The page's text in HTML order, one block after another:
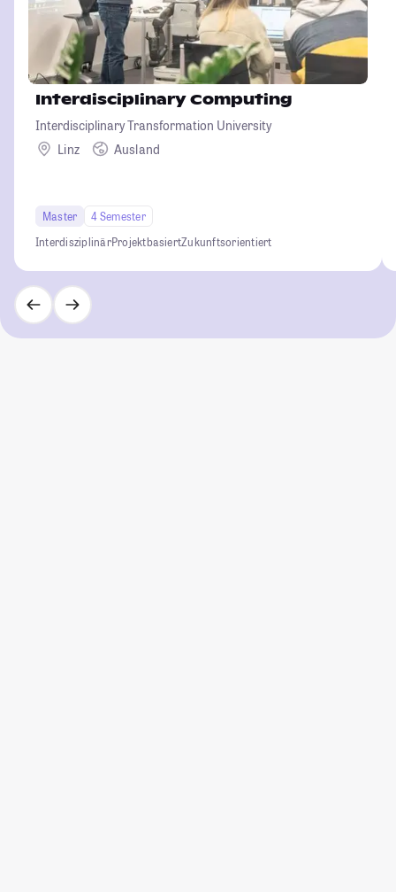
Interdisciplinary Computing
Interdisciplinary Transformation University
Linz
Ausland
Master
4 Semester
InterdisziplinärProjektbasiertZukunftsorientiert